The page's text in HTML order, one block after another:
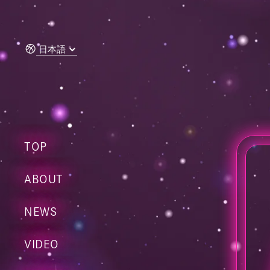
콘텐츠
뛰기
TOP
ABOUT
NEWS
VIDEO